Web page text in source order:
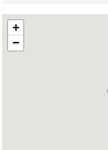
+
−